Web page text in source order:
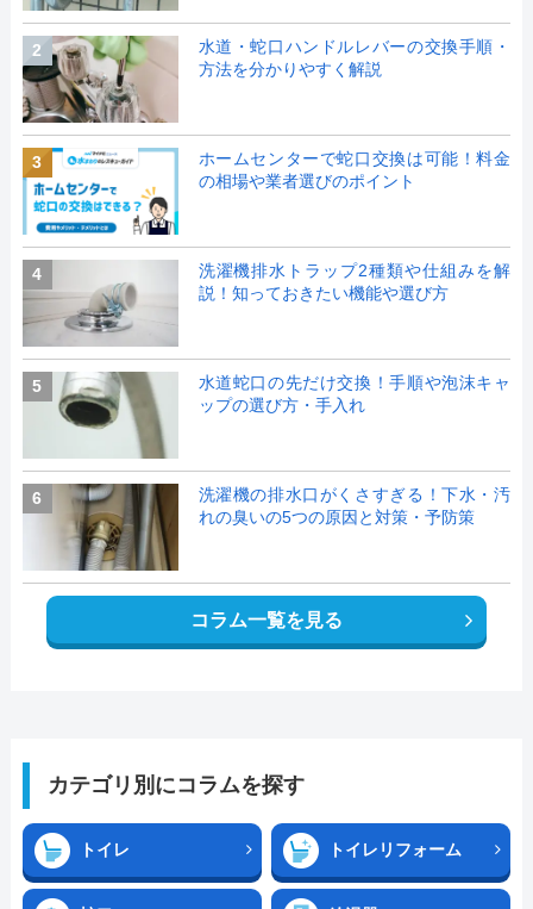
2
水道・蛇口ハンドルレバーの交換手順・
方法を分かりやすく解説
3
ホームセンターで蛇口交換は可能！料金
の相場や業者選びのポイント
4
洗濯機排水トラップ2種類や仕組みを解
説！知っておきたい機能や選び方
5
水道蛇口の先だけ交換！手順や泡沫キャ
ップの選び方・手入れ
6
洗濯機の排水口がくさすぎる！下水・汚
れの臭いの5つの原因と対策・予防策
コラム一覧を見る
カテゴリ別にコラムを探す
トイレ トイレリフォーム